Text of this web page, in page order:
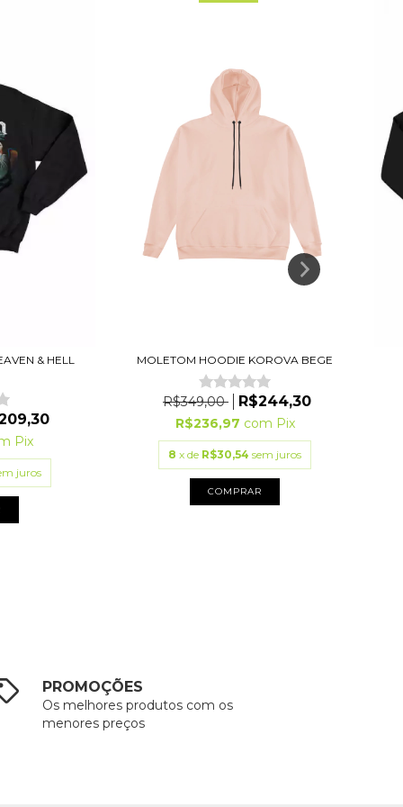
& HELL
Pix
juros
MOLETOM HOODIE KOROVA BEGE
R$349,00 R$244,30
R$236,97 com Pix
8 x de R$30,54 sem juros
COMPRAR
PROMOÇÕES
Os melhores produtos com os
menores preços